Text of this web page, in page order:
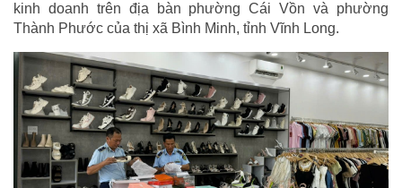
kinh doanh trên địa bàn phường Cái Vồn và phường
Thành Phước của thị xã Bình Minh, tỉnh Vĩnh Long.